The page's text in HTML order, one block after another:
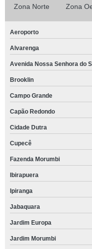
Zona Norte Zona
Aeroporto
Alvarenga
Avenida Nossa Senhora do
Brooklin
Campo Grande
Capão Redondo
Cidade Dutra
Cupecê
Fazenda Morumbi
Ibirapuera
Ipiranga
Jabaquara
Jardim Europa
Jardim Morumbi